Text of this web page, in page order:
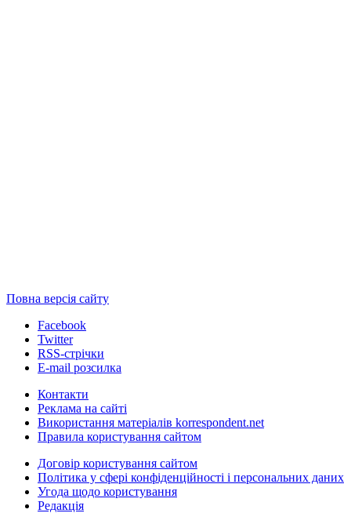
Повна версія сайту
Facebook
Twitter
RSS-стрічки
E-mail розсилка
Контакти
Реклама на сайті
Використання матеріалів korrespondent.net
Правила користування сайтом
Договір користування сайтом
Політика у сфері конфіденційності і персональних даних
Угода щодо користування
Редакція